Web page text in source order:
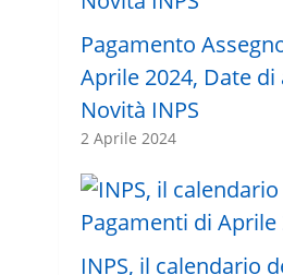
Pagamento
Aprile 2024, Date
Novità INPS
2 Aprile 2024
INPS, il calendario